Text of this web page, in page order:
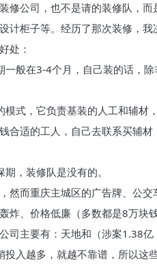
修公司，也不是请的装修队，
计柜子等。经历了那次装修，我
处：
般在3-4个月，自己装的话，
式，它负责基装的人工和辅材
合适的工人，自己去联系买辅
，装修队是没有的。
然而重庆主城区的广告牌、公
炸、价格低廉（多数都是8万块
司主要有：天地和（涉案1.38
入越多，就越不靠谱，所以这些